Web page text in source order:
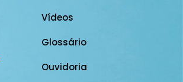
Vídeos
Glossário
Ouvidoria